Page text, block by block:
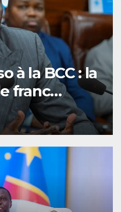
à la BCC : la
franc
acquise,
mort